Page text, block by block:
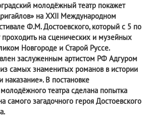
молодёжный театр покажет
на XXII Международном
Ф.М. Достоевского, который с 5 по
проходить на сценических и музейных
Новгороде и Старой Руссе.
заслуженным артистом РФ Адгуром
самых знаменитых романов в истории
наказание». В постановке
театра сделана попытка
самого загадочного героя Достоевского